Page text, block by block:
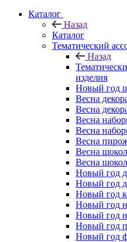
Каталог
Назад
Каталог
Тематический
Назад
изделия
Новый год
Весна
Весна
Весна
Весна
Весна
Весна
Весна
Новый год
Новый год
Новый год
Новый год
Новый год
Новый год
Новый год